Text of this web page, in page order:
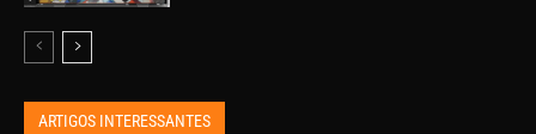
ARTIGOS INTERESSANTES